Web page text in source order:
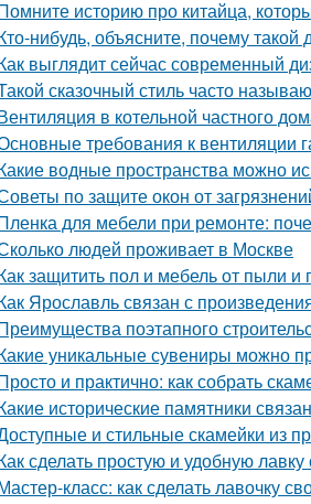
историю про китайца,
нибудь, объясните, почему
выглядит сейчас современный
сказочный стиль часто
в котельной частного
требования к вентиляции
водные пространства можно
по защите окон от
для мебели при ремонте:
людей проживает в Москве
защитить пол и мебель от пыли и
Ярославль связан с
поэтапного
уникальные сувениры можно
и практично: как собрать
исторические памятники
и стильные скамейки из
сделать простую и удобную
класс: как сделать лавочку